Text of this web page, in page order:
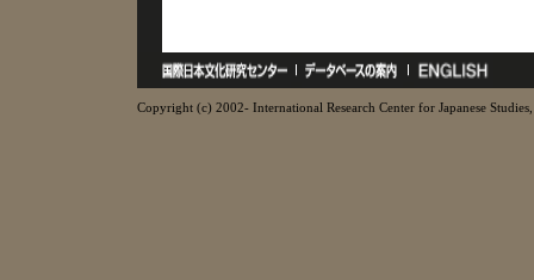
Copyright (c) 2002- International Research Center for Japanese